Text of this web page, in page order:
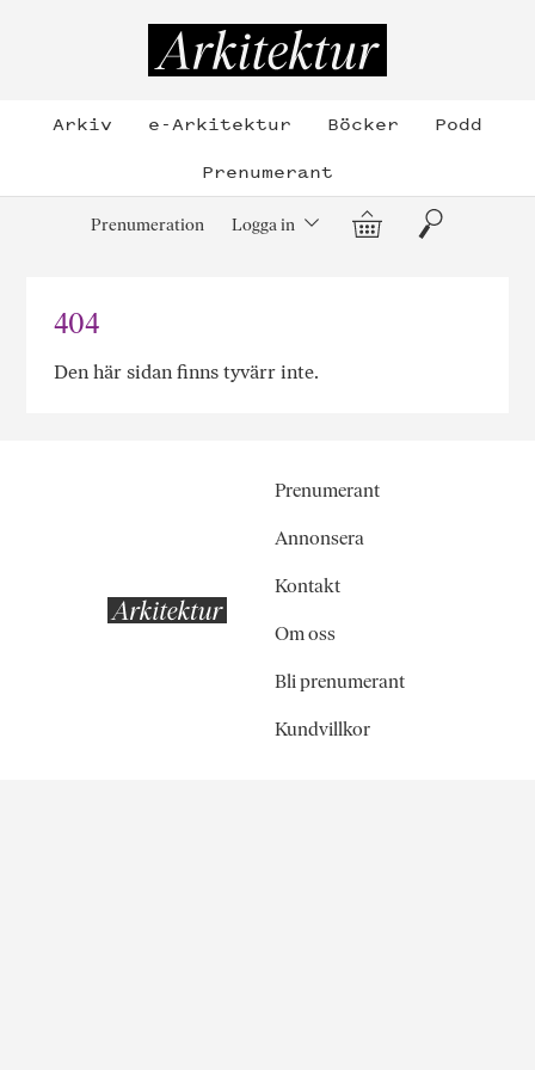
Arkiv e-Arkitektur Böcker
Podd
Prenumerant
Prenumeration Logga in Varukorg
Sök
404
Den här sidan finns tyvärr inte.
Prenumerant
Annonsera
Kontakt
Om oss
Bli prenumerant
Kundvillkor